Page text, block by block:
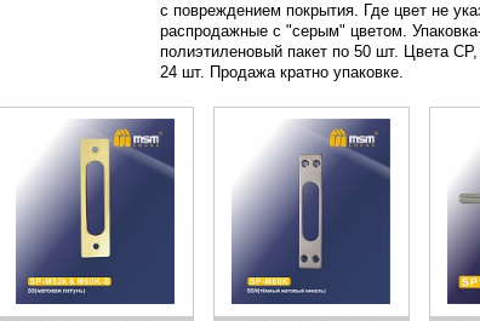
с повреждением покрытия. Где цвет не
распродажные с "серым" цветом.
полиэтиленовый пакет по 50 шт. Цвета
24 шт. Продажа кратно упаковке.